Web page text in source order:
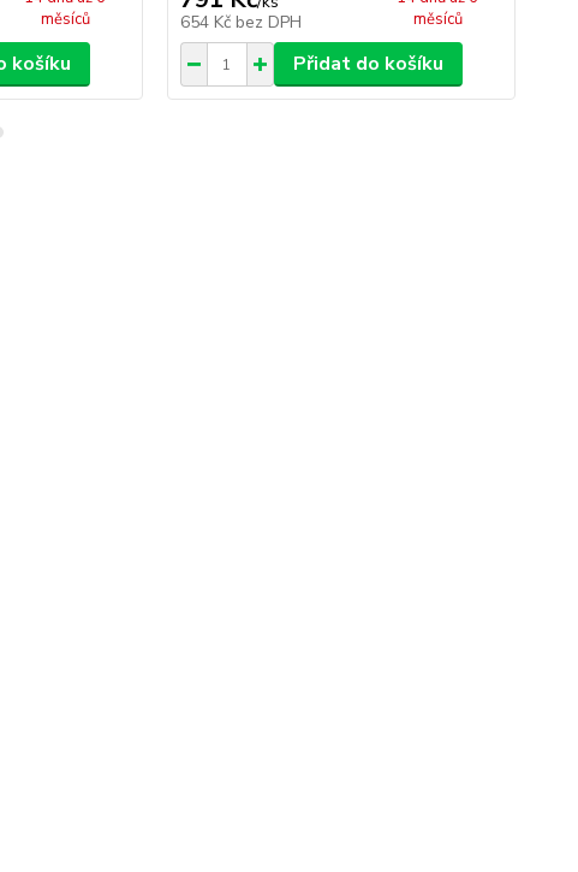
měsíců
košíku
654 Kč bez DPH
měsíců
Přidat do košíku